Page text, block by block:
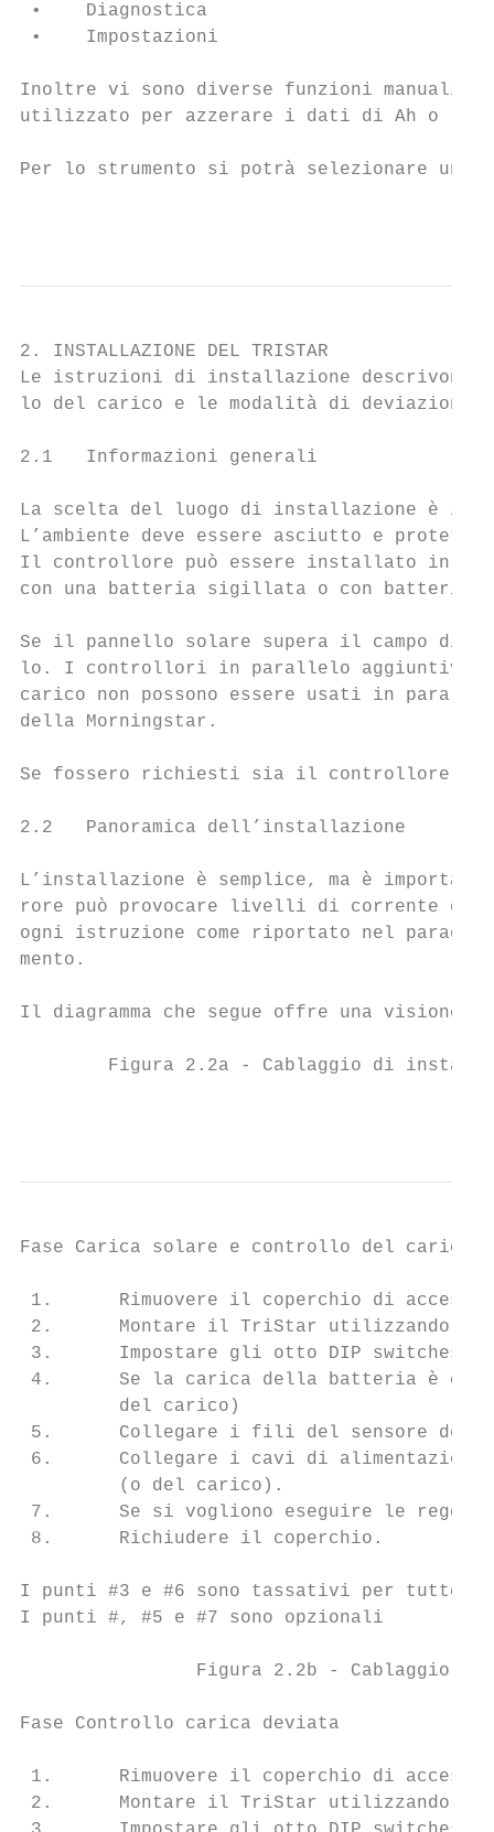
•    Diagnostica
•    Impostazioni
Inoltre vi sono diverse funzioni manuali
utilizzato per azzerare i dati di Ah o le
Per lo strumento si potrà selezionare
2. INSTALLAZIONE DEL TRISTAR
Le istruzioni di installazione
lo del carico e le modalità di deviazione
2.1   Informazioni generali
La scelta del luogo di installazione è
L’ambiente deve essere asciutto e
Il controllore può essere installato in un
con una batteria sigillata o con batterie
Se il pannello solare supera il campo di
lo. I controllori in parallelo aggiuntivi
carico non possono essere usati in
della Morningstar.
Se fossero richiesti sia il controllore di
2.2   Panoramica dell’installazione
L’installazione è semplice, ma è
rore può provocare livelli di corrente e
ogni istruzione come riportato nel
mento.
Il diagramma che segue offre una visione
Figura 2.2a - Cablaggio di
Fase Carica solare e controllo
1.      Rimuovere il coperchio di accesso
2.      Montare il TriStar utilizzando la
3.      Impostare gli otto DIP switches.
4.      Se la carica della batteria è
         del carico)
5.      Collegare i fili del sensore del
6.      Collegare i cavi di
         (o del carico).
7.      Se si vogliono eseguire le
8.      Richiudere il coperchio.
I punti #3 e #6 sono tassativi per tutte
I punti #, #5 e #7 sono opzionali
Figura 2.2b - Cablaggio
Fase Controllo carica deviata
1.      Rimuovere il coperchio di accesso
2.      Montare il TriStar utilizzando la